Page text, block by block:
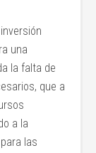
una
la falta de
que a
a la
las